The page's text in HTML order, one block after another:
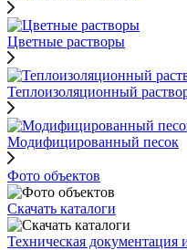
Цветные растворы
Теплоизоляционный
Модифицированный песок
Фото объектов
Скачать каталоги
Техническая документация